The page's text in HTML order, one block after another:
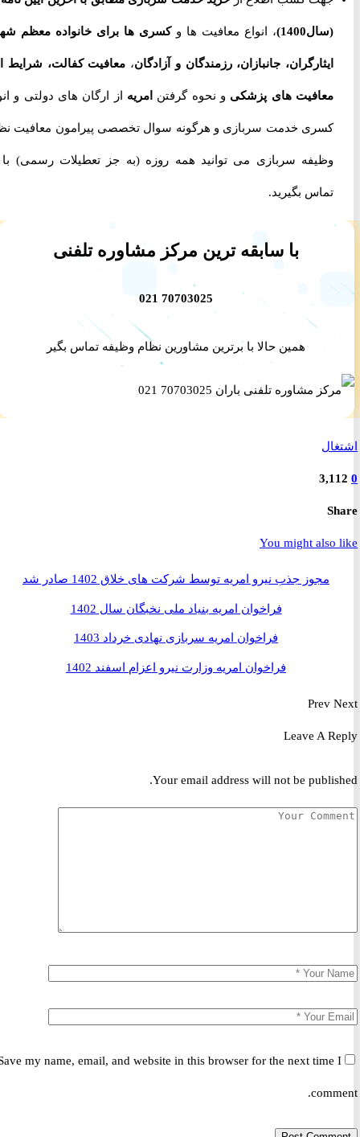
(سال1400) ، انواع معافیت ها و کسری ها برای خانواده معظم شهدا،
ایثارگران، جانبازان، رزمندگان و آزادگان،معافیت کفالت، شرایط اخذ
معافیت های پزشکیو نحوه گرفتن امریهاز ارگان های دولتی و انواع
کسری خدمت سربازی و هرگونه سوال تخصصی پیرامون معافیت نظام
وظیفه سربازی می توانید همه روزه (به جز تعطیلات رسمی) با ما
تماس بگیرید.
با سابقه ترین مرکز مشاوره تلفنی
70703025 021
همین حالا با برترین مشاورین نظام وظیفه تماس بگیر
You might
مجوز جذب نیرو امریه توسط شرکت های خلاق 1402 صادر شد
فراخوان امریه بنیاد ملی نخبگان سال 1402
فراخوان امریه سربازی نهادی خرداد 1403
فراخوان امریه وزارت نیرو اعزام اسفند 1402
Prev
Leave A
Your email address will not be
Save my name, email, and website in this browser for the next time